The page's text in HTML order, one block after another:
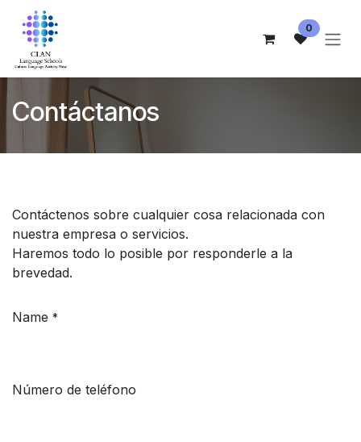
Ir al contenido
0
Contáctanos
Contáctenos sobre cualquier cosa relacionada con
nuestra empresa o servicios.
Haremos todo lo posible por responderle a la
brevedad.
Name *
Número de teléfono